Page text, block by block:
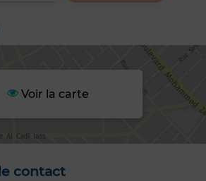
Voir la carte
contact